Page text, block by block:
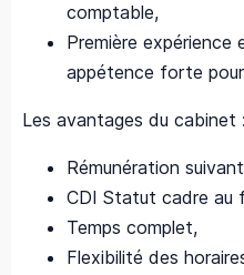
comptable,
Première expérience
appétence forte
Les avantages du cabinet :
Rémunération
CDI Statut cadre au
Temps complet,
Flexibilité des